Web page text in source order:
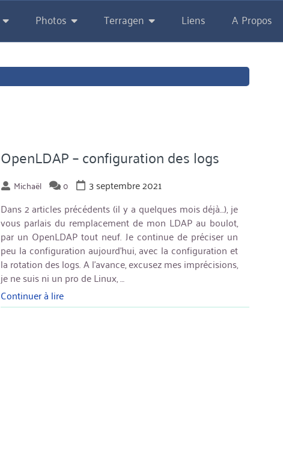
Photos Terragen Liens A Propos
OpenLDAP – configuration des logs
Michaël 0
3 septembre 2021
Dans 2 articles précédents (il y a quelques mois déjà…), je
vous parlais du remplacement de mon LDAP au boulot,
par un OpenLDAP tout neuf. Je continue de préciser un
peu la configuration aujourd’hui, avec la configuration et
la rotation des logs. A l’avance, excusez mes imprécisions,
je ne suis ni un pro de Linux, …
Continuer à lire« OpenLDAP
–